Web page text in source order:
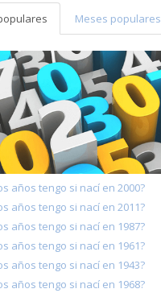
Meses populares
años tengo si nací en 2000?
años tengo si nací en 2011?
años tengo si nací en 1987?
años tengo si nací en 1961?
años tengo si nací en 1943?
años tengo si nací en 1968?